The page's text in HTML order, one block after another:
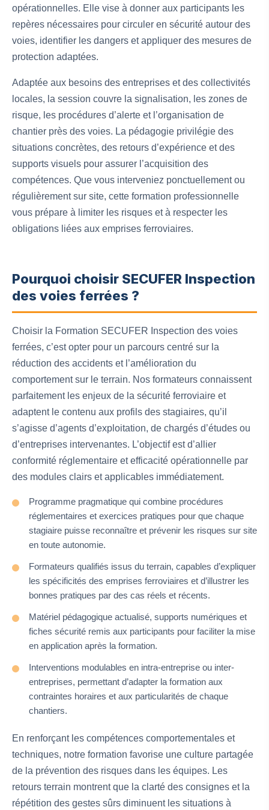
opérationnelles. Elle vise à donner aux participants les
repères nécessaires pour circuler en sécurité autour des
voies, identifier les dangers et appliquer des mesures de
protection adaptées.
Adaptée aux besoins des entreprises et des collectivités
locales, la session couvre la signalisation, les zones de
risque, les procédures d’alerte et l’organisation de
chantier près des voies. La pédagogie privilégie des
situations concrètes, des retours d’expérience et des
supports visuels pour assurer l’acquisition des
compétences. Que vous interveniez ponctuellement ou
régulièrement sur site, cette formation professionnelle
vous prépare à limiter les risques et à respecter les
obligations liées aux emprises ferroviaires.
Pourquoi choisir SECUFER Inspection
des voies ferrées ?
Choisir la Formation SECUFER Inspection des voies
ferrées, c’est opter pour un parcours centré sur la
réduction des accidents et l’amélioration du
comportement sur le terrain. Nos formateurs connaissent
parfaitement les enjeux de la sécurité ferroviaire et
adaptent le contenu aux profils des stagiaires, qu’il
s’agisse d’agents d’exploitation, de chargés d’études ou
d’entreprises intervenantes. L’objectif est d’allier
conformité réglementaire et efficacité opérationnelle par
des modules clairs et applicables immédiatement.
Programme pragmatique qui combine procédures
réglementaires et exercices pratiques pour que chaque
stagiaire puisse reconnaître et prévenir les risques sur site
en toute autonomie.
Formateurs qualifiés issus du terrain, capables d’expliquer
les spécificités des emprises ferroviaires et d’illustrer les
bonnes pratiques par des cas réels et récents.
Matériel pédagogique actualisé, supports numériques et
fiches sécurité remis aux participants pour faciliter la mise
en application après la formation.
Interventions modulables en intra-entreprise ou inter-
entreprises, permettant d’adapter la formation aux
contraintes horaires et aux particularités de chaque
chantiers.
En renforçant les compétences comportementales et
techniques, notre formation favorise une culture partagée
de la prévention des risques dans les équipes. Les
retours terrain montrent que la clarté des consignes et la
répétition des gestes sûrs diminuent les situations à